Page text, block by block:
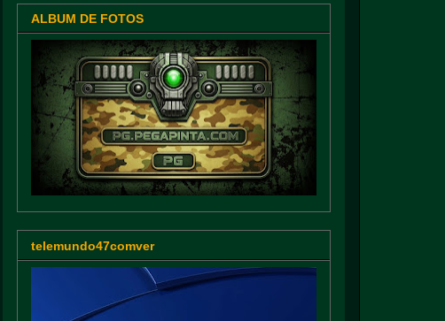
ALBUM DE FOTOS
telemundo47comver